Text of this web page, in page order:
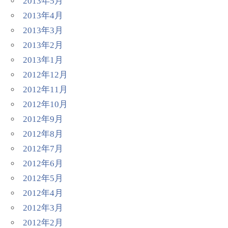
2013年4月
2013年3月
2013年2月
2013年1月
2012年12月
2012年11月
2012年10月
2012年9月
2012年8月
2012年7月
2012年6月
2012年5月
2012年4月
2012年3月
2012年2月